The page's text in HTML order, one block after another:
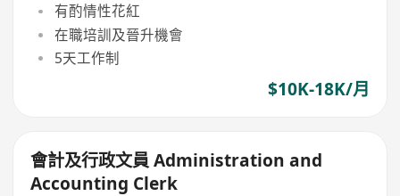
有酌情性花紅
在職培訓及晉升機會
5天工作制
$10K-18K/月
會計及行政文員 Administration and
Accounting Clerk